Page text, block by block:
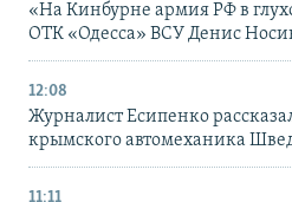
«На Кинбурне армия РФ в
ОТК «Одесса» ВСУ Денис
12:08
Журналист Есипенко
крымского автомеханика
11:11